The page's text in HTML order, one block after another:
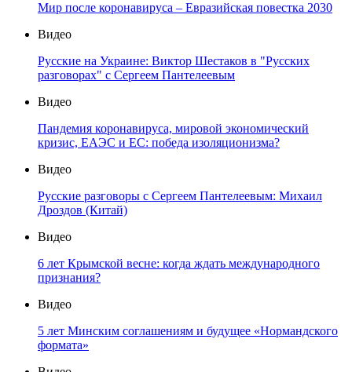
Мир после коронавируса – Евразийская повестка 2030
Видео
Русские на Украине: Виктор Шестаков в "Русских
разговорах" с Сергеем Пантелеевым
Видео
Пандемия коронавируса, мировой экономический
кризис, ЕАЭС и ЕС: победа изоляционизма?
Видео
Русские разговоры с Сергеем Пантелеевым: Михаил
Дроздов (Китай)
Видео
6 лет Крымской весне: когда ждать международного
признания?
Видео
5 лет Минским соглашениям и будущее «Нормандского
формата»